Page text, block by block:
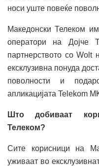
носи уште повеќе
Македонски Телеком
оператори на Дојче
партнерството со Wolt
ексклузивна понуда
поволности и
апликацијата Telekom
Што добиваат
Телеком?
Сите корисници на
уживаат во